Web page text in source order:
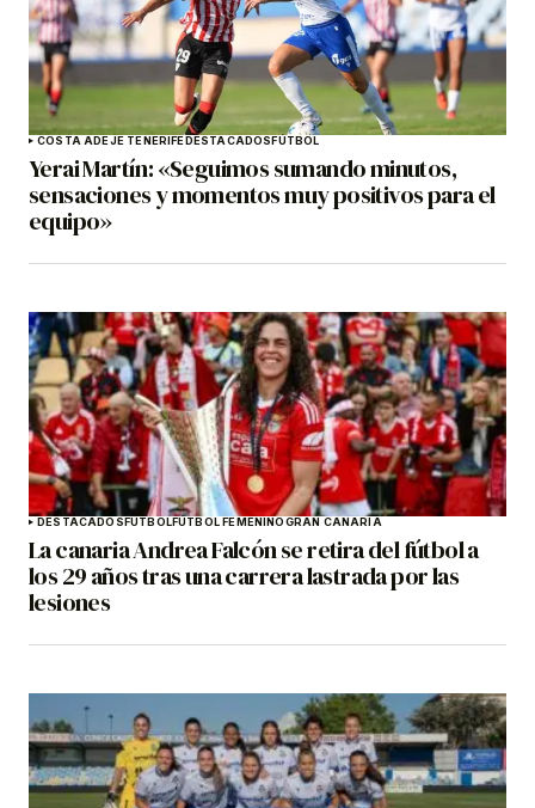
COSTA ADEJE TENERIFEDESTACADOSFÚTBOL
Yerai Martín: «Seguimos sumando minutos,
sensaciones y momentos muy positivos para el
equipo»
DESTACADOSFÚTBOLFÚTBOL FEMENINOGRAN CANARIA
La canaria Andrea Falcón se retira del fútbol a
los 29 años tras una carrera lastrada por las
lesiones